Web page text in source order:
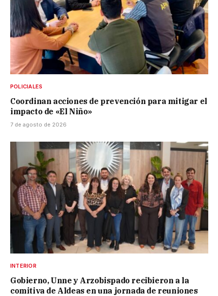
POLICIALES
Coordinan acciones de prevención para mitigar el
impacto de «El Niño»
7 de agosto de 2026
INTERIOR
Gobierno, Unne y Arzobispado recibieron a la
comitiva de Aldeas en una jornada de reuniones